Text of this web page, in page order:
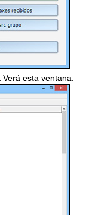
. Verá esta ventana: